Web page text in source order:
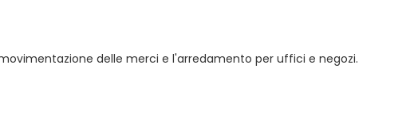
delle merci e l'arredamento per uffici e negozi.